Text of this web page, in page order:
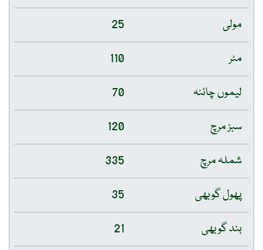
مولی
25
مٹر
110
لیموں چائنہ
70
سبز مرچ
120
شملہ مرچ
335
پھول گوبھی
35
بند گوبھی
21